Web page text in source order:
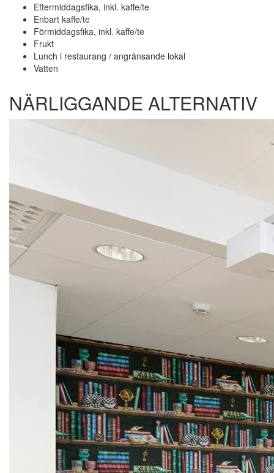
Eftermiddagsfika, inkl. kaffe/te
Enbart kaffe/te
Förmiddagsfika, inkl. kaffe/te
Frukt
Lunch i restaurang / angränsande lokal
Vatten
NÄRLIGGANDE ALTERNATIV